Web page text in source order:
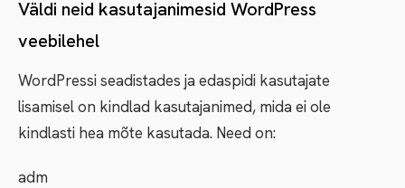
Väldi neid kasutajanimesid WordPress
veebilehel
WordPressi seadistades ja edaspidi kasutajate
lisamisel on kindlad kasutajanimed, mida ei ole
kindlasti hea mõte kasutada. Need on:
adm